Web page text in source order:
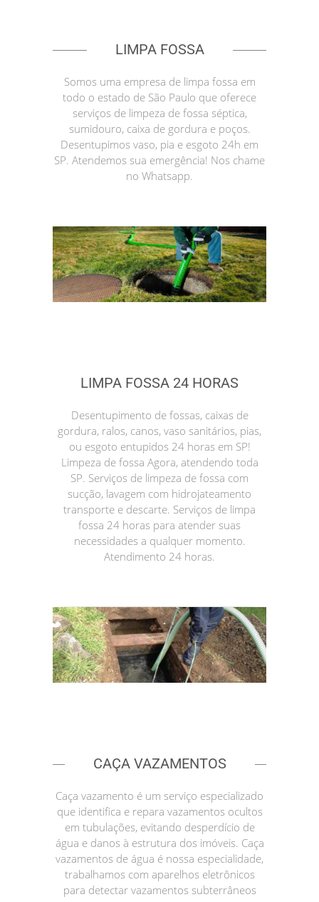
LIMPA FOSSA
Somos uma empresa de limpa fossa em
todo o estado de São Paulo que oferece
serviços de limpeza de fossa séptica,
sumidouro, caixa de gordura e poços.
Desentupimos vaso, pia e esgoto 24h em
SP. Atendemos sua emergência! Nos chame
no Whatsapp.
LIMPA FOSSA 24 HORAS
Desentupimento de fossas, caixas de
gordura, ralos, canos, vaso sanitários, pias,
ou esgoto entupidos 24 horas em SP!
Limpeza de fossa Agora, atendendo toda
SP. Serviços de limpeza de fossa com
sucção, lavagem com hidrojateamento
transporte e descarte. Serviços de limpa
fossa 24 horas para atender suas
necessidades a qualquer momento.
Atendimento 24 horas.
CAÇA VAZAMENTOS
Caça vazamento é um serviço especializado
que identifica e repara vazamentos ocultos
em tubulações, evitando desperdício de
água e danos à estrutura dos imóveis. Caça
vazamentos de água é nossa especialidade,
trabalhamos com aparelhos eletrônicos
para detectar vazamentos subterrâneos